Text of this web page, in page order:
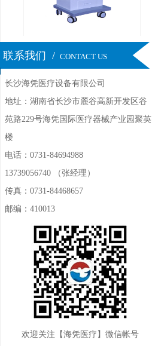
高频肛肠手术治疗仪
高频肛肠手术治疗仪
联系我们 / CONTACT US
长沙海凭医疗设备有限公司
地址：湖南省长沙市麓谷高新开发区谷
苑路229号海凭国际医疗器械产业园聚英
楼
电话：0731-84694988
13739056740 （张经理）
传真：0731-84468657
邮编：410013
欢迎关注【海凭医疗】微信帐号